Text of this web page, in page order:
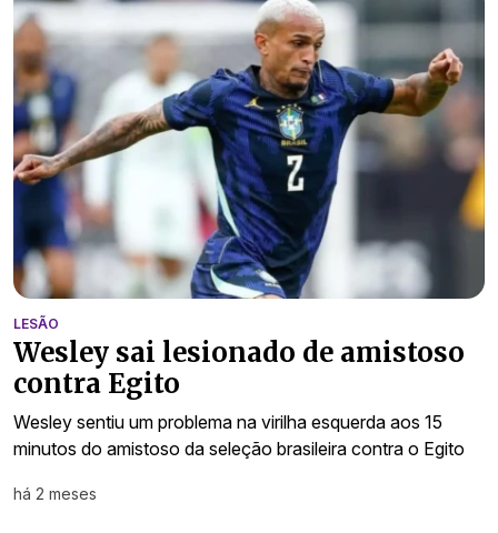
LESÃO
Wesley sai lesionado de amistoso
contra Egito
Wesley sentiu um problema na virilha esquerda aos 15
minutos do amistoso da seleção brasileira contra o Egito
há 2 meses